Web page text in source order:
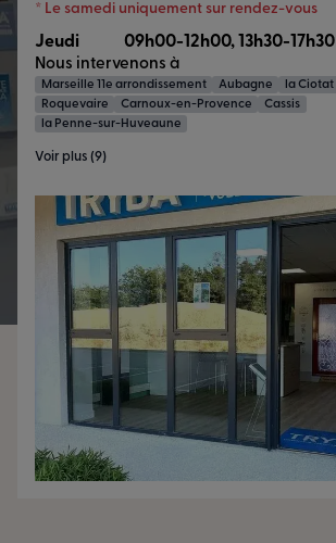
* Le samedi uniquement sur rendez-vous
Jeudi 09h00-12h00, 13h30-17h30
Nous intervenons à
Marseille 11e arrondissement Aubagne la Ciotat
Roquevaire
Carnoux-en-Provence
Cassis
la Penne-sur-Huveaune
Voir plus (9)